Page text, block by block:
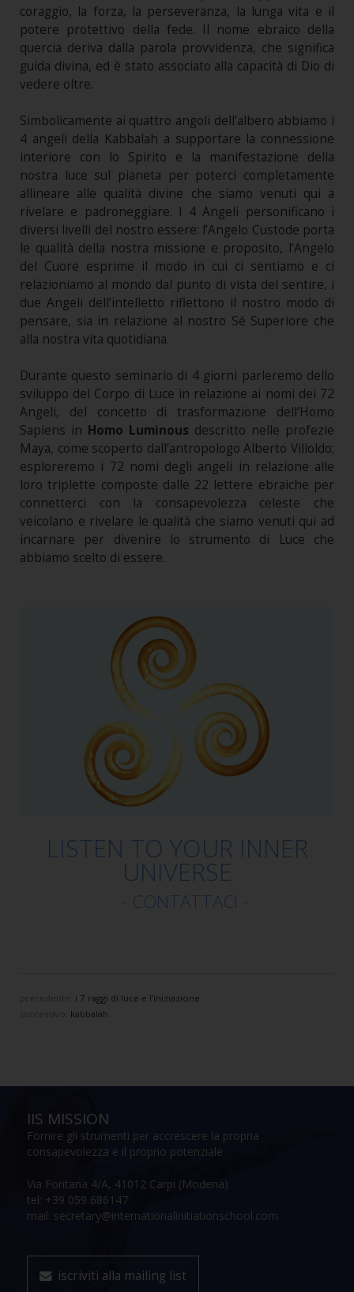
coraggio, la forza, la perseveranza, la lunga vita e il
potere protettivo della fede. Il nome ebraico della
quercia deriva dalla parola provvidenza, che significa
guida divina, ed è stato associato alla capacità di Dio di
vedere oltre.
Simbolicamente ai quattro angoli dell’albero abbiamo i
4 angeli della Kabbalah a supportare la connessione
interiore con lo Spirito e la manifestazione della
nostra luce sul pianeta per poterci completamente
allineare alle qualità divine che siamo venuti qui a
rivelare e padroneggiare. I 4 Angeli personificano i
diversi livelli del nostro essere: l’Angelo Custode porta
le qualità della nostra missione e proposito, l’Angelo
del Cuore esprime il modo in cui ci sentiamo e ci
relazioniamo al mondo dal punto di vista del sentire, i
due Angeli dell’intelletto riflettono il nostro modo di
pensare, sia in relazione al nostro Sé Superiore che
alla nostra vita quotidiana.
Durante questo seminario di 4 giorni parleremo dello
sviluppo del Corpo di Luce in relazione ai nomi dei 72
Angeli, del concetto di trasformazione dell’Homo
Sapiens in Homo Luminous descritto nelle profezie
Maya, come scoperto dall’antropologo Alberto Villoldo;
esploreremo i 72 nomi degli angeli in relazione alle
loro triplette composte dalle 22 lettere ebraiche per
connetterci con la consapevolezza celeste che
veicolano e rivelare le qualità che siamo venuti qui ad
incarnare per divenire lo strumento di Luce che
abbiamo scelto di essere.
LISTEN TO YOUR INNER
UNIVERSE
- CONTATTACI -
precedente: i 7 raggi di luce e l’iniziazione
kabbalah
IIS MISSION
Fornire gli strumenti per accrescere la propria
consapevolezza e il proprio potenziale
Via Fontana 4/A, 41012 Carpi (Modena)
tel: +39 059 686147
mail: secretary@internationalinitiationschool.com
iscriviti alla mailing list